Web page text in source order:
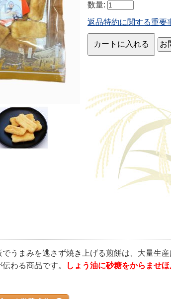
数量:
返品特約に関する重要
うまみを逃さず焼き上げる煎餅は、大量生産
わる商品です。
しょう油に砂糖をからませほ